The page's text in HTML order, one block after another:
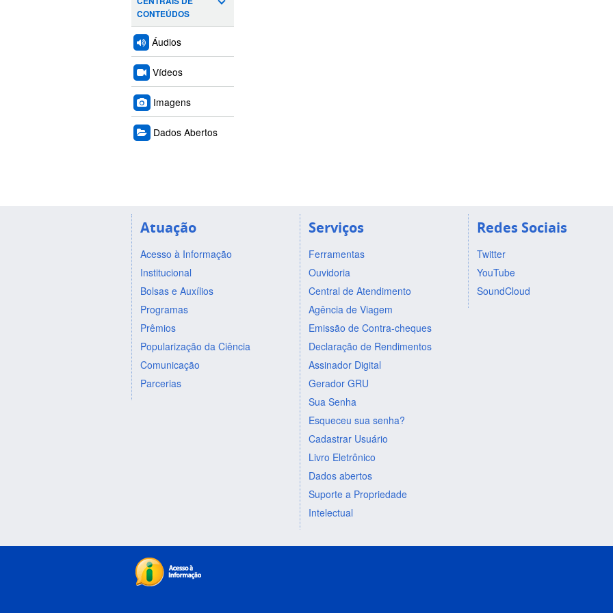
CONTEÚDOS
Áudios
Vídeos
Imagens
Dados Abertos
Atuação
Acesso à Informação
Institucional
Bolsas e Auxílios
Programas
Prêmios
Popularização da Ciência
Comunicação
Parcerias
Serviços
Ferramentas
Ouvidoria
Central de Atendimento
Agência de Viagem
Emissão de Contra-cheques
Declaração de Rendimentos
Assinador Digital
Gerador GRU
Sua Senha
Esqueceu sua senha?
Cadastrar Usuário
Livro Eletrônico
Dados abertos
Suporte a Propriedade
Intelectual
Redes Sociais
Twitter
YouTube
SoundCloud